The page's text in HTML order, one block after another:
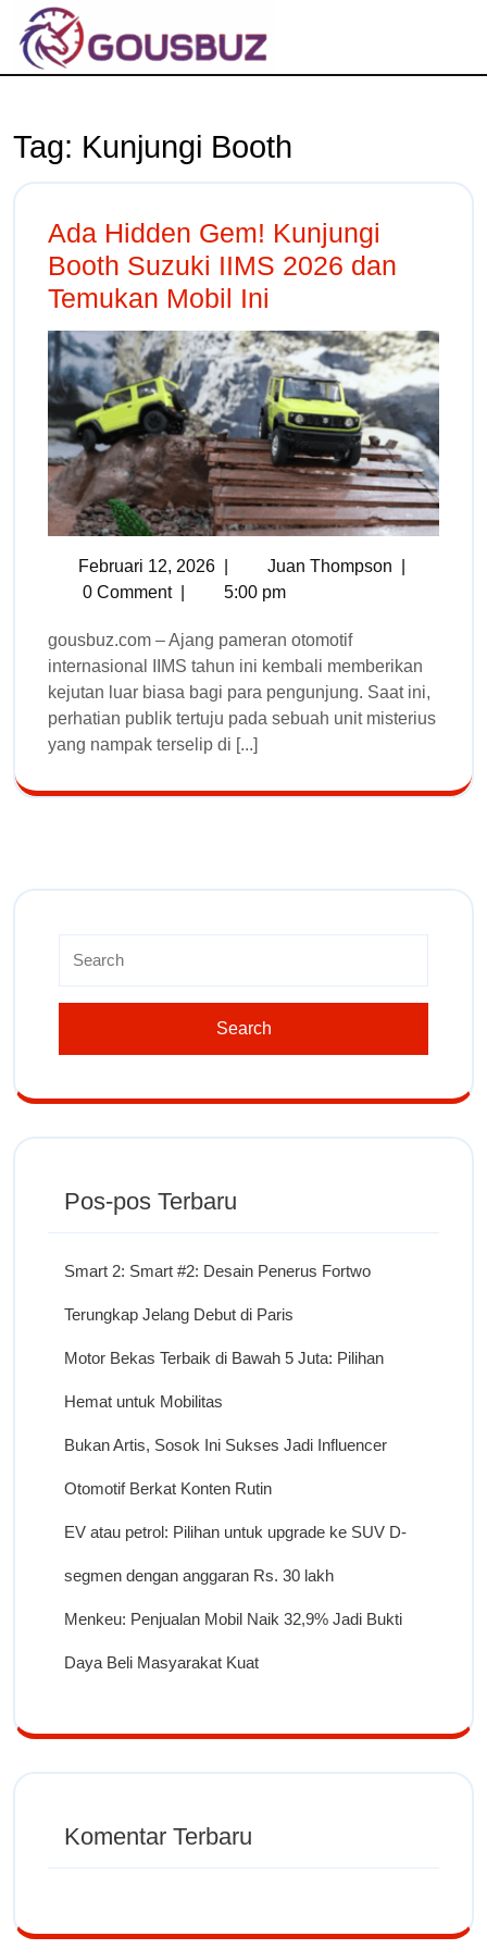
Tag: Kunjungi Booth
Ada Hidden Gem! Kunjungi
Booth Suzuki IIMS 2026 dan
Temukan Mobil Ini
Februari 12, 2026 Juan Thompson
0 Comment
5:00 pm
gousbuz.com – Ajang pameran otomotif
internasional IIMS tahun ini kembali memberikan
kejutan luar biasa bagi para pengunjung. Saat ini,
perhatian publik tertuju pada sebuah unit misterius
yang nampak terselip di [...]
Pos-pos Terbaru
Smart 2: Smart #2: Desain Penerus Fortwo
Terungkap Jelang Debut di Paris
Motor Bekas Terbaik di Bawah 5 Juta: Pilihan
Hemat untuk Mobilitas
Bukan Artis, Sosok Ini Sukses Jadi Influencer
Otomotif Berkat Konten Rutin
EV atau petrol: Pilihan untuk upgrade ke SUV D-
segmen dengan anggaran Rs. 30 lakh
Menkeu: Penjualan Mobil Naik 32,9% Jadi Bukti
Daya Beli Masyarakat Kuat
Komentar Terbaru